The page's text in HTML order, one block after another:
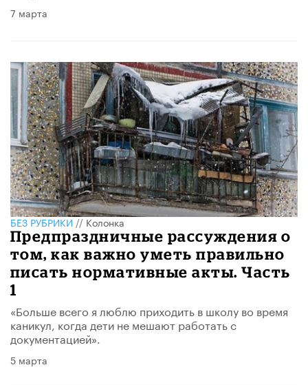
7 марта
БЕЗ РУБРИКИ//Колонка
Предпраздничные рассуждения о
том, как важно уметь правильно
писать нормативные акты. Часть
1
«Больше всего я люблю приходить в школу во время
каникул, когда дети не мешают работать с
документацией».
5 марта